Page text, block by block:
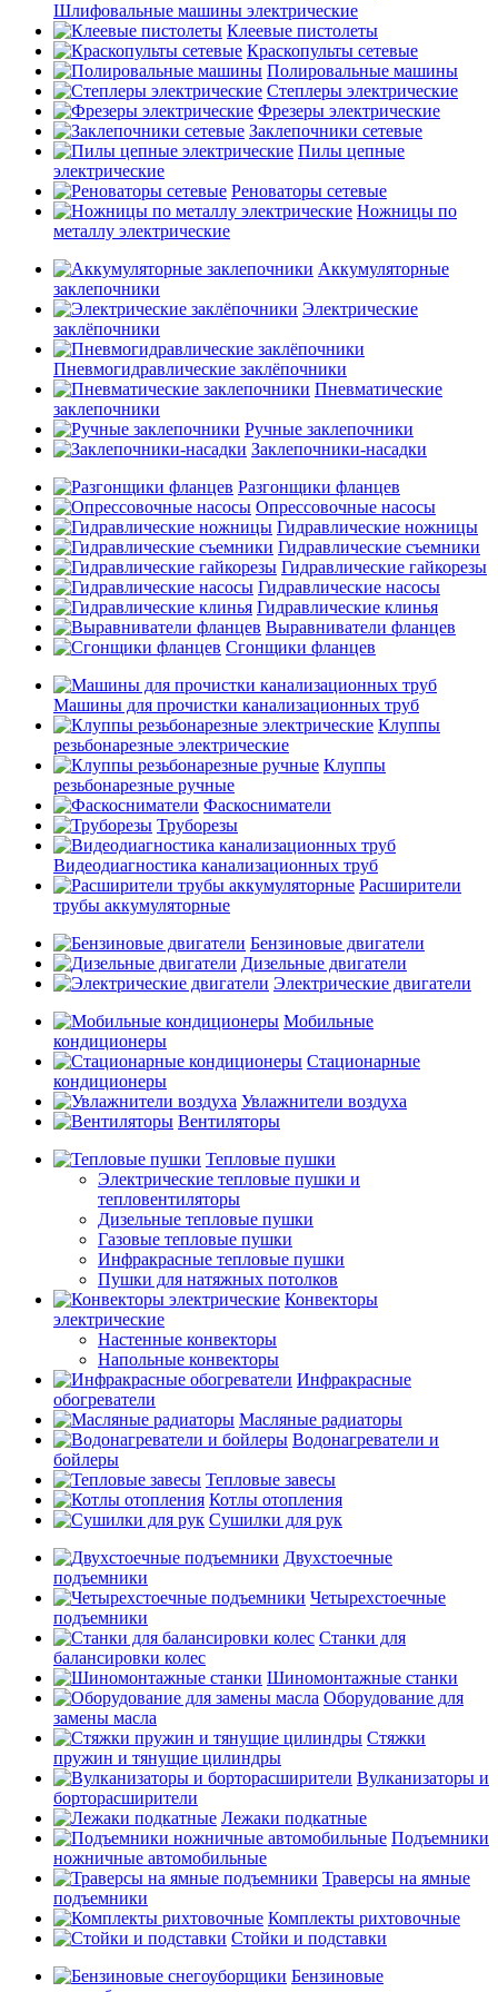
Шлифовальные машины электрические
Клеевые пистолеты
Краскопульты сетевые
Полировальные машины
Степлеры электрические
Фрезеры электрические
Заклепочники сетевые
Пилы цепные
электрические
Реноваторы сетевые
Ножницы по
металлу электрические
Аккумуляторные
заклепочники
Электрические
заклёпочники
Пневмогидравлические заклёпочники
Пневматические
заклепочники
Ручные заклепочники
Заклепочники-насадки
Разгонщики фланцев
Опрессовочные насосы
Гидравлические ножницы
Гидравлические съемники
Гидравлические гайкорезы
Гидравлические насосы
Гидравлические клинья
Выравниватели фланцев
Сгонщики фланцев
Машины для прочистки канализационных труб
Клуппы
резьбонарезные электрические
Клуппы
резьбонарезные ручные
Фаскосниматели
Труборезы
Видеодиагностика канализационных труб
Расширители
трубы аккумуляторные
Бензиновые двигатели
Дизельные двигатели
Электрические двигатели
Мобильные
кондиционеры
Стационарные
кондиционеры
Увлажнители воздуха
Вентиляторы
Тепловые пушки
Электрические тепловые пушки и
тепловентиляторы
Дизельные тепловые пушки
Газовые тепловые пушки
Инфракрасные тепловые пушки
Пушки для натяжных потолков
Конвекторы
электрические
Настенные конвекторы
Напольные конвекторы
Инфракрасные
обогреватели
Масляные радиаторы
Водонагреватели и
бойлеры
Тепловые завесы
Котлы отопления
Сушилки для рук
Двухстоечные
подъемники
Четырехстоечные
подъемники
Станки для
балансировки колес
Шиномонтажные станки
Оборудование для
замены масла
Стяжки
пружин и тянущие цилиндры
Вулканизаторы и
борторасширители
Лежаки подкатные
Подъемники
ножничные автомобильные
Траверсы на ямные
подъемники
Комплекты рихтовочные
Стойки и подставки
Бензиновые